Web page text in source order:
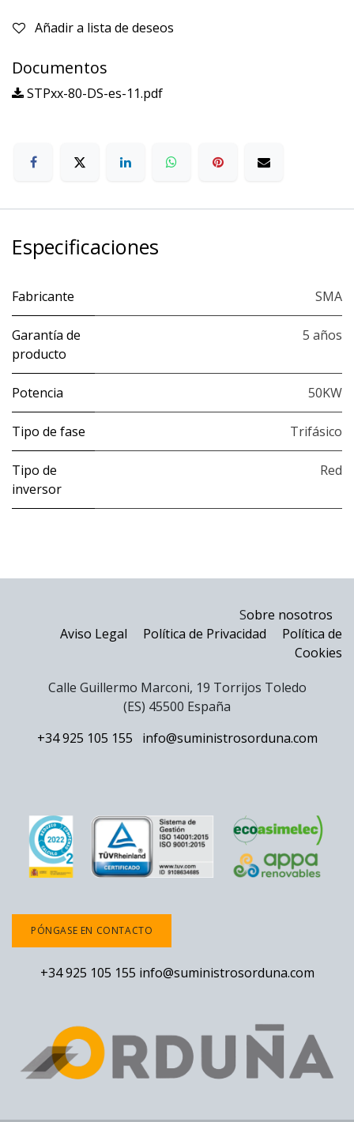
Añadir a lista de deseos
Documentos
STPxx-80-DS-es-11.pdf
Especificaciones
Fabricante SMA
Garantía de
producto
5 años
Potencia 50KW
Tipo de fase Trifásico
Tipo de
inversor
Red
Sobre nosotros
Aviso Legal
Política de Privacidad
Política de
Cookies
Calle Guillermo Marconi, 19 Torrijos Toledo
(ES) 45500 España
+34 925 105 155
info@suministrosorduna.com
PÓNGASE EN CONTACTO
+34 925 105 155 info@suministrosorduna.com